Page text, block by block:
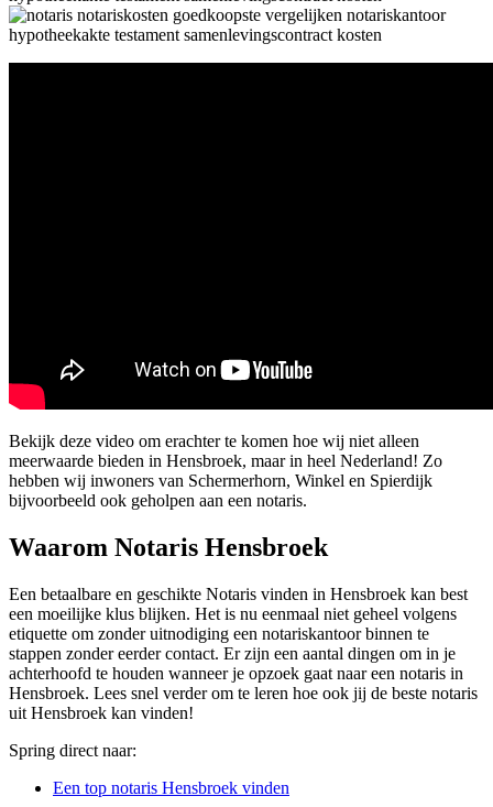
Bekijk deze video om erachter te komen hoe wij niet alleen
meerwaarde bieden in Hensbroek, maar in heel Nederland! Zo
hebben wij inwoners van Schermerhorn, Winkel en Spierdijk
bijvoorbeeld ook geholpen aan een notaris.
Waarom Notaris Hensbroek
Een betaalbare en geschikte Notaris vinden in Hensbroek kan best
een moeilijke klus blijken. Het is nu eenmaal niet geheel volgens
etiquette om zonder uitnodiging een notariskantoor binnen te
stappen zonder eerder contact. Er zijn een aantal dingen om in je
achterhoofd te houden wanneer je opzoek gaat naar een notaris in
Hensbroek. Lees snel verder om te leren hoe ook jij de beste notaris
uit Hensbroek kan vinden!
Spring direct naar:
Een top notaris Hensbroek vinden